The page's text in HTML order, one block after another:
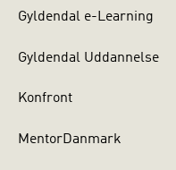
Gyldendal e-Learning
Gyldendal Uddannelse
Konfront
MentorDanmark